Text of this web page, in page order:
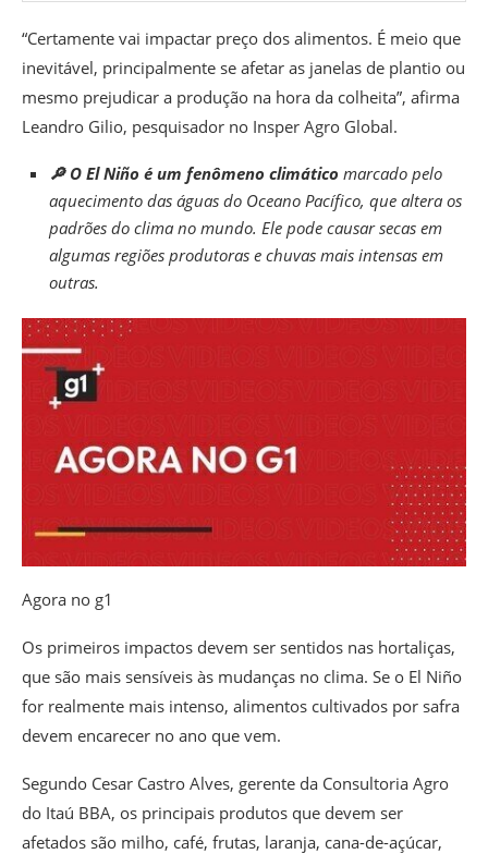
“Certamente vai impactar preço dos alimentos. É meio que
inevitável, principalmente se afetar as janelas de plantio ou
mesmo prejudicar a produção na hora da colheita”, afirma
Leandro Gilio, pesquisador no Insper Agro Global.
🔎 O El Niño é um fenômeno climático marcado pelo
aquecimento das águas do Oceano Pacífico, que altera os
padrões do clima no mundo. Ele pode causar secas em
algumas regiões produtoras e chuvas mais intensas em
outras.
Agora no g1
Os primeiros impactos devem ser sentidos nas hortaliças,
que são mais sensíveis às mudanças no clima. Se o El Niño
for realmente mais intenso, alimentos cultivados por safra
devem encarecer no ano que vem.
Segundo Cesar Castro Alves, gerente da Consultoria Agro
do Itaú BBA, os principais produtos que devem ser
afetados são milho, café, frutas, laranja, cana-de-açúcar,